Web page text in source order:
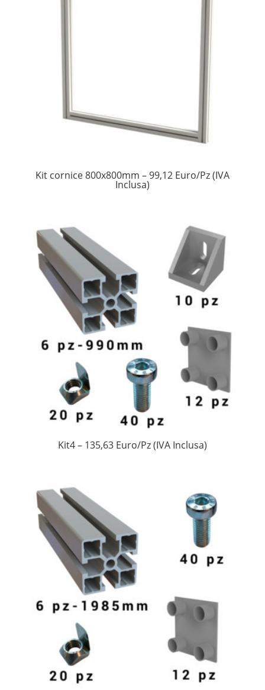
Kit cornice 800x800mm – 99,12 Euro/Pz (IVA
Inclusa)
Kit4 – 135,63 Euro/Pz (IVA Inclusa)